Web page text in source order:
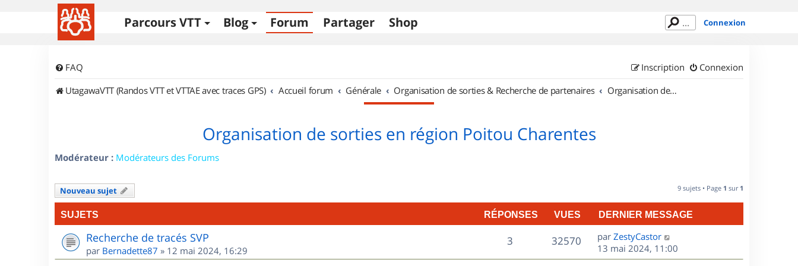
Parcours VTT Blog Forum Partager Shop Connexion
FAQ Connexion
Inscription
UtagawaVTT (Randos VTT et VTTAE avec traces GPS)
Accueil forum Générale Organisation de sorties & Recherche de partenaires Organisation de sorties en région Poitou Charentes
Organisation de sorties en région Poitou Charentes
Modérateur : Modérateurs des Forums
Nouveau sujet 9 sujets • Page 1 sur 1
SUJETS RÉPONSES VUES DERNIER MESSAGE
Recherche de tracés SVP
par Bernadette87 » 12 mai 2024, 16:29
3R
é
32570V
u
D
e
r
par ZestyCastor
13 mai 2024, 11:00